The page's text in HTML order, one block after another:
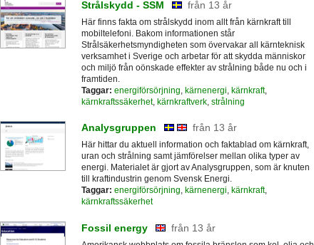
Strålskydd - SSM från 13 år
Här finns fakta om strålskydd inom allt från kärnkraft till
mobiltelefoni. Bakom informationen står
Strålsäkerhetsmyndigheten som övervakar all kärnteknisk
verksamhet i Sverige och arbetar för att skydda människor
och miljö från oönskade effekter av strålning både nu och i
framtiden.
Taggar: energiförsörjning, kärnenergi, kärnkraft,
kärnkraftssäkerhet, kärnkraftverk, strålning
Analysgruppen från 13 år
Här hittar du aktuell information och faktablad om kärnkraft,
uran och strålning samt jämförelser mellan olika typer av
energi. Materialet är gjort av Analysgruppen, som är knuten
till kraftindustrin genom Svensk Energi.
Taggar: energiförsörjning, kärnenergi, kärnkraft,
kärnkraftssäkerhet
Fossil energy från 13 år